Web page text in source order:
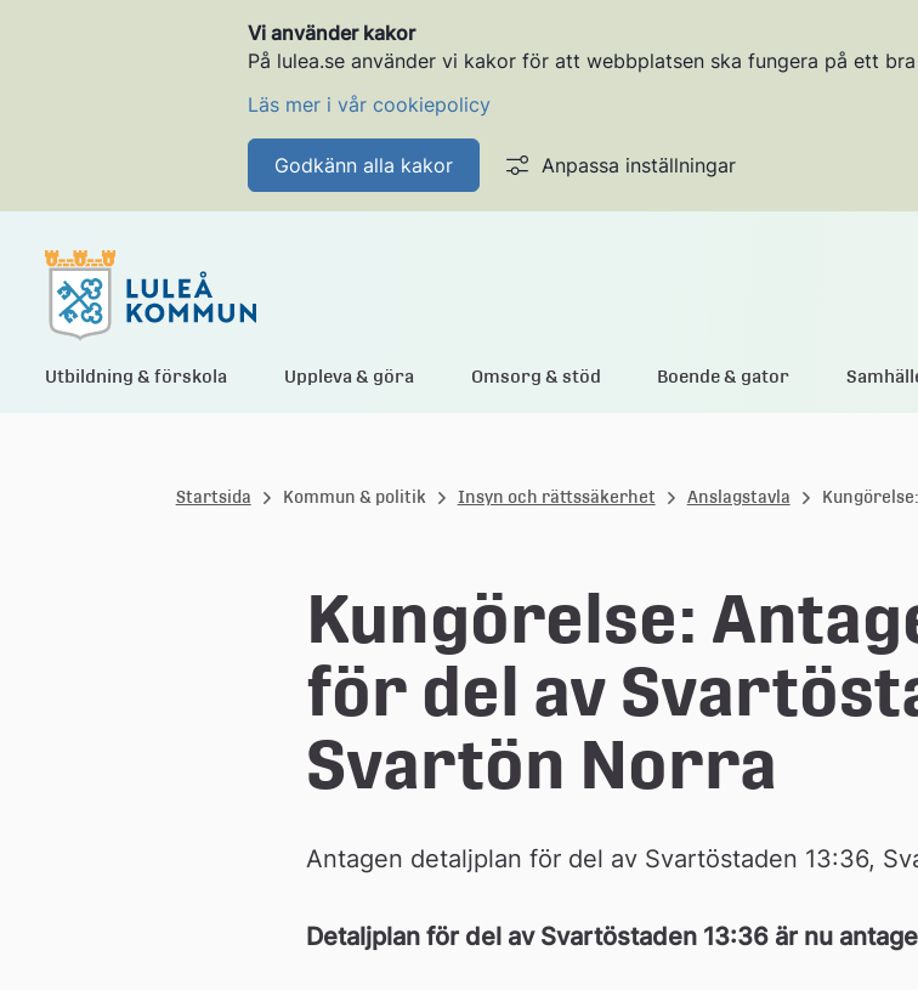
Vi använder kakor
På lulea.se använder vi kakor för att webbplatsen ska fungera på ett
Läs mer i vår cookiepolicy
Godkänn alla kakor Anpassa inställningar
L
Utbildning & förskola Uppleva & göra Omsorg & stöd Boende & gator
Startsida Kommun & politik Insyn och rättssäkerhet Anslagstavla
Kungörelse:
för del av
Svartön Norra
Antagen detaljplan för del av Svartöstaden 13:36,
Detaljplan för del av Svartöstaden 13:36 är nu